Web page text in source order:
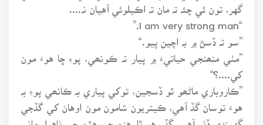
گهر، تون ئي چئہ تہ مان تہ اڪيلوئي آهيان نہ....
“I am very strong man.”
”سو تہ ڏسڻ ۾ بہ اچين پيو.“
”مٺي منھنجي حياتيءَ ۾ پيار تہ ڪونھي، پوءِ ڇا هوءَ مون
کي....؟“
”ڪاروباري ماڻھو ٿو ڏسجين، توکي پياري بہ ڪانھي پوءِ بہ
هوءَ توسان گڏ آهي، ڪيتريون شامون مون اوهان کي گڏجي
گهمندي ڏٺو آهي. گڏ رهو ٿا. هنن جي هٿن جي ٺاهيل ماني